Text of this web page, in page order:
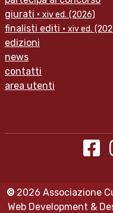
giurati · xiv ed. (2026)
finalisti editi · xiv ed.
edizioni
news
contatti
area utenti
©2026 Associazione
Web Development &